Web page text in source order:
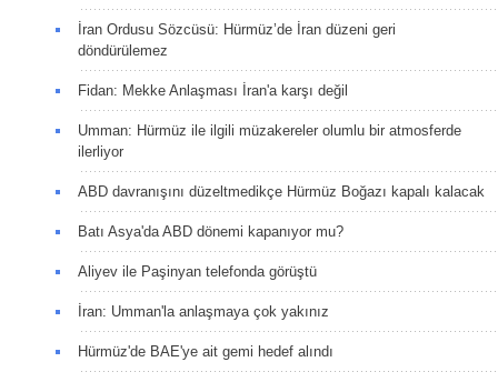
İran Ordusu Sözcüsü: Hürmüz’de İran düzeni geri
döndürülemez
Fidan: Mekke Anlaşması İran'a karşı değil
Umman: Hürmüz ile ilgili müzakereler olumlu bir atmosferde
ilerliyor
ABD davranışını düzeltmedikçe Hürmüz Boğazı kapalı kalacak
Batı Asya'da ABD dönemi kapanıyor mu?
Aliyev ile Paşinyan telefonda görüştü
İran: Umman'la anlaşmaya çok yakınız
Hürmüz'de BAE'ye ait gemi hedef alındı